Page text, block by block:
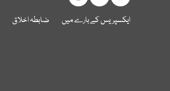
ایکسپریس کے بارے میں ضابطہ اخلاق